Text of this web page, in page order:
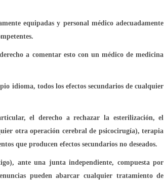
equipadas y personal médico adecuadamente
a comentar esto con un médico de medicina
idioma, todos los efectos secundarios de cualquier
el derecho a rechazar la esterilización, el
otra operación cerebral de psicocirugía), terapia
que producen efectos secundarios no deseados.
ante una junta independiente, compuesta por
pueden abarcar cualquier tratamiento de